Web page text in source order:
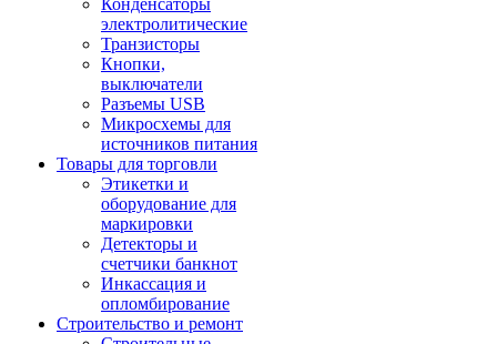
Конденсаторы
электролитические
Транзисторы
Кнопки,
выключатели
Разъемы USB
Микросхемы для
источников питания
Товары для торговли
Этикетки и
оборудование для
маркировки
Детекторы и
счетчики банкнот
Инкассация и
опломбирование
Строительство и ремонт